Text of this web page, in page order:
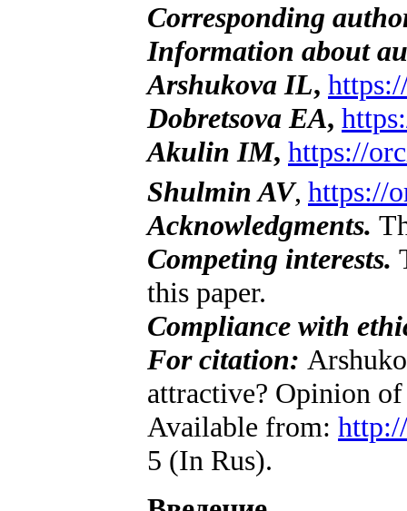
Corresponding
Information about
Arshukova IL,
Dobretsova EA,
Akulin IM, https://
Shulmin AV, https://
Acknowledgments.
Competing interests.
this paper.
Compliance with
For citation:
attractive? Opinion of
Available from:
5 (In Rus).